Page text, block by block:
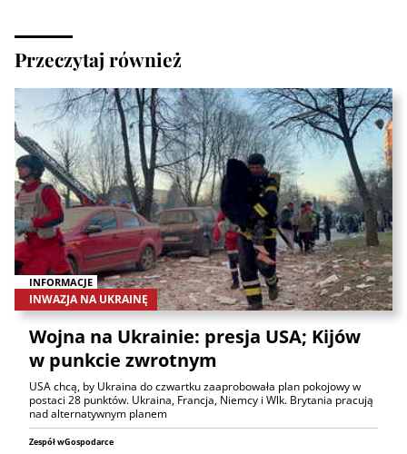
Przeczytaj również
INFORMACJE
INWAZJA NA UKRAINĘ
Wojna na Ukrainie: presja USA; Kijów
w punkcie zwrotnym
USA chcą, by Ukraina do czwartku zaaprobowała plan pokojowy w
postaci 28 punktów. Ukraina, Francja, Niemcy i Wlk. Brytania pracują
nad alternatywnym planem
Zespół wGospodarce